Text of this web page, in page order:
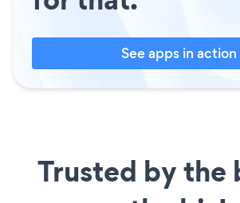
See apps in action
Trusted by the